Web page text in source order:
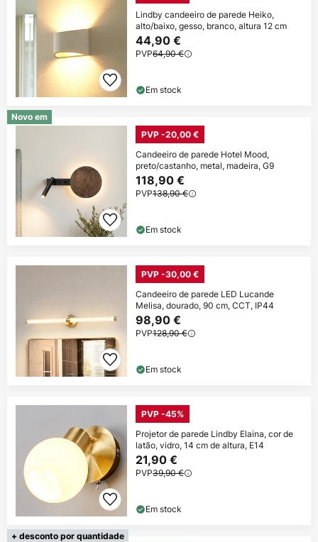
Lindby candeeiro de parede Heiko,
alto/baixo, gesso, branco, altura 12 cm
44,90 €
PVP64,90 €
Em stock
Novo em
PVP -20,00 €
Candeeiro de parede Hotel Mood,
preto/castanho, metal, madeira, G9
118,90 €
PVP138,90 €
Em stock
PVP -30,00 €
Candeeiro de parede LED Lucande
Melisa, dourado, 90 cm, CCT, IP44
98,90 €
PVP128,90 €
Em stock
PVP -45%
Projetor de parede Lindby Elaina, cor de
latão, vidro, 14 cm de altura, E14
21,90 €
PVP39,90 €
Em stock
+ desconto por quantidade